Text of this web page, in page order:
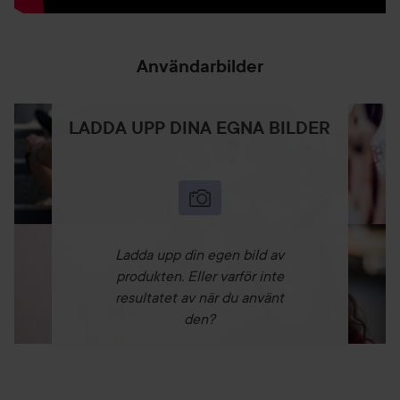
Detta ögonfransserum är fullsmockat med godheter men
fransarna så de behåller fin stuns. Biotinoyl Tripeptide-1,
stimulerar fransrotens keratinocyt spridning och hjälper till
att reparera skadat hår. Myristoyl Pentapeptide-4, har
visats i studier att stimulera keratingenerna så fransarna
växer längre, blir starkare och sitter kvar bättre.
ögonfransserum ögonbrynserum neutriherbs 5ml
Användarbilder
LADDA UPP DINA EGNA BILDER
Ladda upp din egen bild av
produkten. Eller varför inte
resultatet av när du använt
den?